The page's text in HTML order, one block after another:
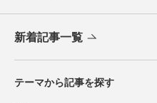
新着記事一覧
テーマから記事を探す